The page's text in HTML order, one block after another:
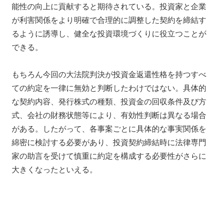
能性の向上に貢献すると期待されている。投資家と企業
が利害関係をより明確で合理的に調整した契約を締結す
るように誘導し、健全な投資環境づくりに役立つことが
できる。
もちろん今回の大法院判決が投資金返還性格を持つすべ
ての約定を一律に無効と判断したわけではない。具体的
な契約内容、発行株式の種類、投資金の回収条件及び方
式、会社の財務状態等により、有効性判断は異なる場合
がある。したがって、各事案ごとに具体的な事実関係を
綿密に検討する必要があり、投資契約締結時に法律専門
家の助言を受けて慎重に約定を構成する必要性がさらに
大きくなったといえる。